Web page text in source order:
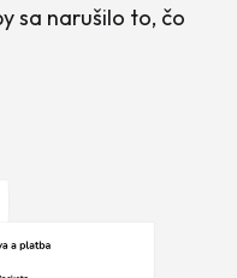
sa narušilo to, čo